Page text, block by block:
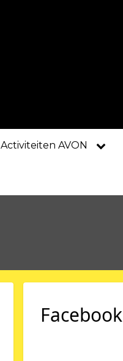
Activiteiten AVON
Facebook